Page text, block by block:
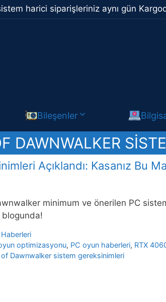
harici siparişleriniz aynı gün
Bileşenler
DAWNWALKER
Açıklandı: Kasanız Bu
minimum ve önerilen PC
blogunda!
optimizasyonu, PC oyun haberleri, RTX
Dawnwalker sistem gereksinimleri